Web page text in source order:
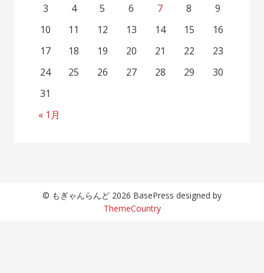
« 1月
3
4 5 6 7 8
9
10
11 12 13 14 15
16
17
18 19 20 21 22
23
24
25 26 27 28 29
30
31
© もぎゃんらんど 2026 BasePress designed by
ThemeCountry